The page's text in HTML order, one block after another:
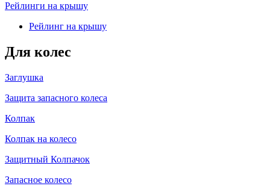
Рейлинги на крышу
Рейлинг на крышу
Для колес
Заглушка
Защита запасного колеса
Колпак
Колпак на колесо
Защитный Колпачок
Запасное колесо